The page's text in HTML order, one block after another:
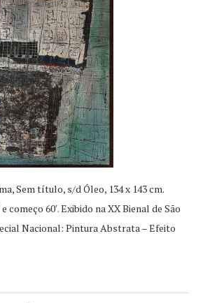
Sem título, s/d Óleo, 134 x 143 cm.
começo 60′. Exibido na XX Bienal de São
Nacional: Pintura Abstrata – Efeito